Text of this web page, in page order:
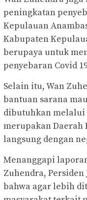
peningkatan
Kepulauan
Kabupaten
berupaya untuk
penyebaran Covid
Selain itu, Wan
bantuan sarana
dibutuhkan melalui
merupakan Daerah
langsung dengan
Menanggapi
Zuhendra,
bahwa agar lebih